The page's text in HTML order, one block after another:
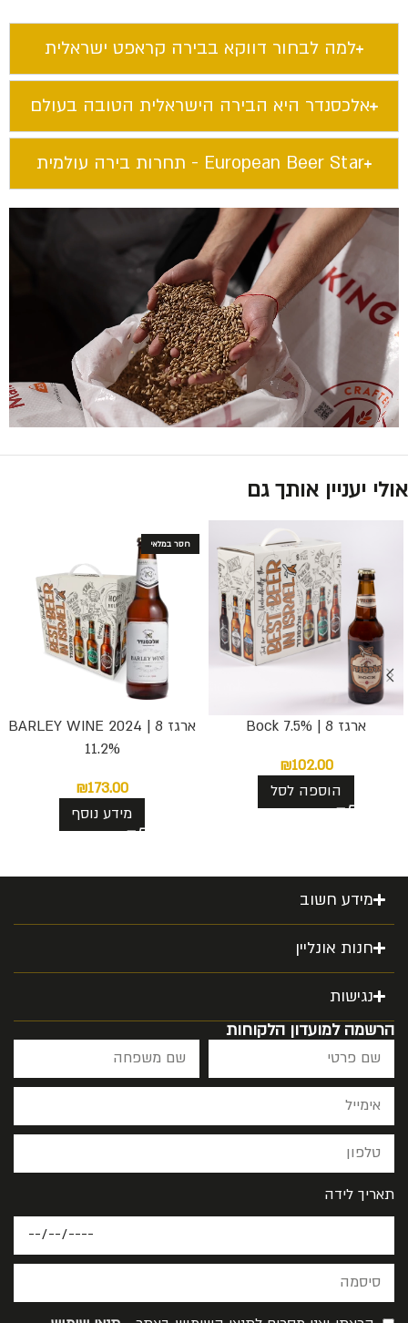
למה לבחור דווקא בבירה קראפט ישראלית​
אלכסנדר היא הבירה הישראלית הטובה בעולם​
European Beer Star​ - תחרות בירה עולמית
אולי יעניין אותך גם
ארגז 8 | 7.5% Bock
₪102.00
הוספה לסל
חסר במלאי
ארגז 8 | BARLEY WINE 2024
11.2%
₪173.00
מידע נוסף
מידע חשוב
חנות אונליין
נגישות
הרשמה למועדון הלקוחות
תאריך לידה